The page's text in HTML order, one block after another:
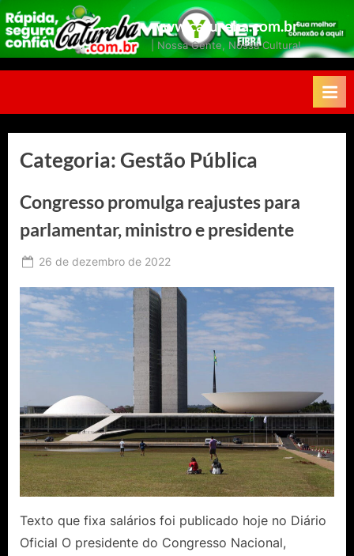
Skip
to
content
www.catureba.com.br
| Nossa Gente, Nossa Cultura!
Categoria:Gestão Pública
Congresso promulga reajustes para
parlamentar, ministro e presidente
Posted
26 de dezembro de 2022
Catureba
Texto que fixa salários foi publicado hoje no Diário
Oficial O presidente do Congresso Nacional,